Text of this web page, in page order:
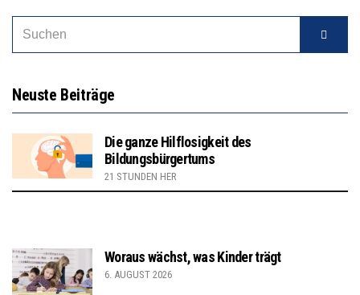
Neuste Beiträge
Die ganze Hilflosigkeit des
Bildungsbürgertums
21 STUNDEN HER
Woraus wächst, was Kinder trägt
6. AUGUST 2026